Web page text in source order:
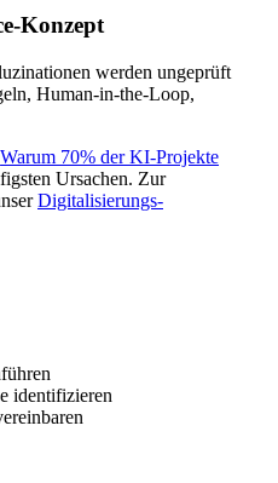
Konzept
werden ungeprüft
Human-in-the-Loop,
Warum 70% der KI-Projekte
Ursachen. Zur
Digitalisierungs-
identifizieren